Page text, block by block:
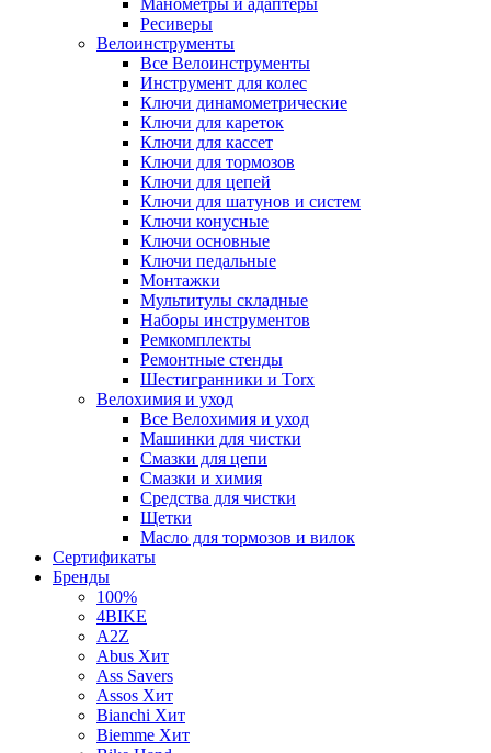
Манометры и адаптеры
Ресиверы
Велоинструменты
Все Велоинструменты
Инструмент для колес
Ключи динамометрические
Ключи для кареток
Ключи для кассет
Ключи для тормозов
Ключи для цепей
Ключи для шатунов и систем
Ключи конусные
Ключи основные
Ключи педальные
Монтажки
Мультитулы складные
Наборы инструментов
Ремкомплекты
Ремонтные стенды
Шестигранники и Torx
Велохимия и уход
Все Велохимия и уход
Машинки для чистки
Смазки для цепи
Смазки и химия
Средства для чистки
Щетки
Масло для тормозов и вилок
Сертификаты
Бренды
100%
4BIKE
A2Z
Abus Хит
Ass Savers
Assos Хит
Bianchi Хит
Biemme Хит